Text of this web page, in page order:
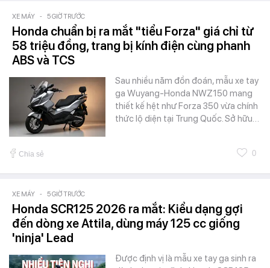
XE MÁY - 5 GIỜ TRƯỚC
Honda chuẩn bị ra mắt "tiểu Forza" giá chỉ từ
58 triệu đồng, trang bị kính điện cùng phanh
ABS và TCS
Sau nhiều năm đồn đoán, mẫu xe tay
ga Wuyang-Honda NWZ150 mang
thiết kế hệt như Forza 350 vừa chính
thức lộ diện tại Trung Quốc. Sở hữu…
Chia sẻ 0
XE MÁY - 5 GIỜ TRƯỚC
Honda SCR125 2026 ra mắt: Kiểu dạng gợi
đến dòng xe Attila, dùng máy 125 cc giống
'ninja' Lead
Được định vị là mẫu xe tay ga sinh ra